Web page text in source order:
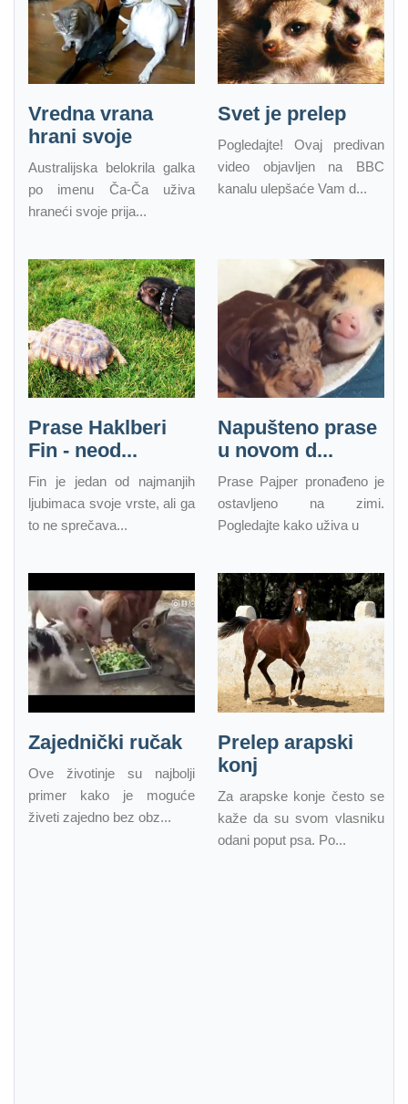
Vredna vrana
hrani svoje
Australijska belokrila galka
po imenu Ča-Ča uživa
hraneći svoje prija...
Svet je prelep
Pogledajte! Ovaj predivan
video objavljen na BBC
kanalu ulepšaće Vam d...
Prase Haklberi
Fin - neod...
Fin je jedan od najmanjih
ljubimaca svoje vrste, ali ga
to ne sprečava...
Napušteno prase
u novom d...
Prase Pajper pronađeno je
ostavljeno na zimi.
Pogledajte kako uživa u
Zajednički ručak
Ove životinje su najbolji
primer kako je moguće
živeti zajedno bez obz...
Prelep arapski
konj
Za arapske konje često se
kaže da su svom vlasniku
odani poput psa. Po...